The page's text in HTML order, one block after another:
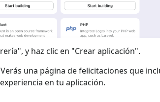
y haz clic en "Crear aplicación".
una página de felicitaciones que
en tu aplicación.